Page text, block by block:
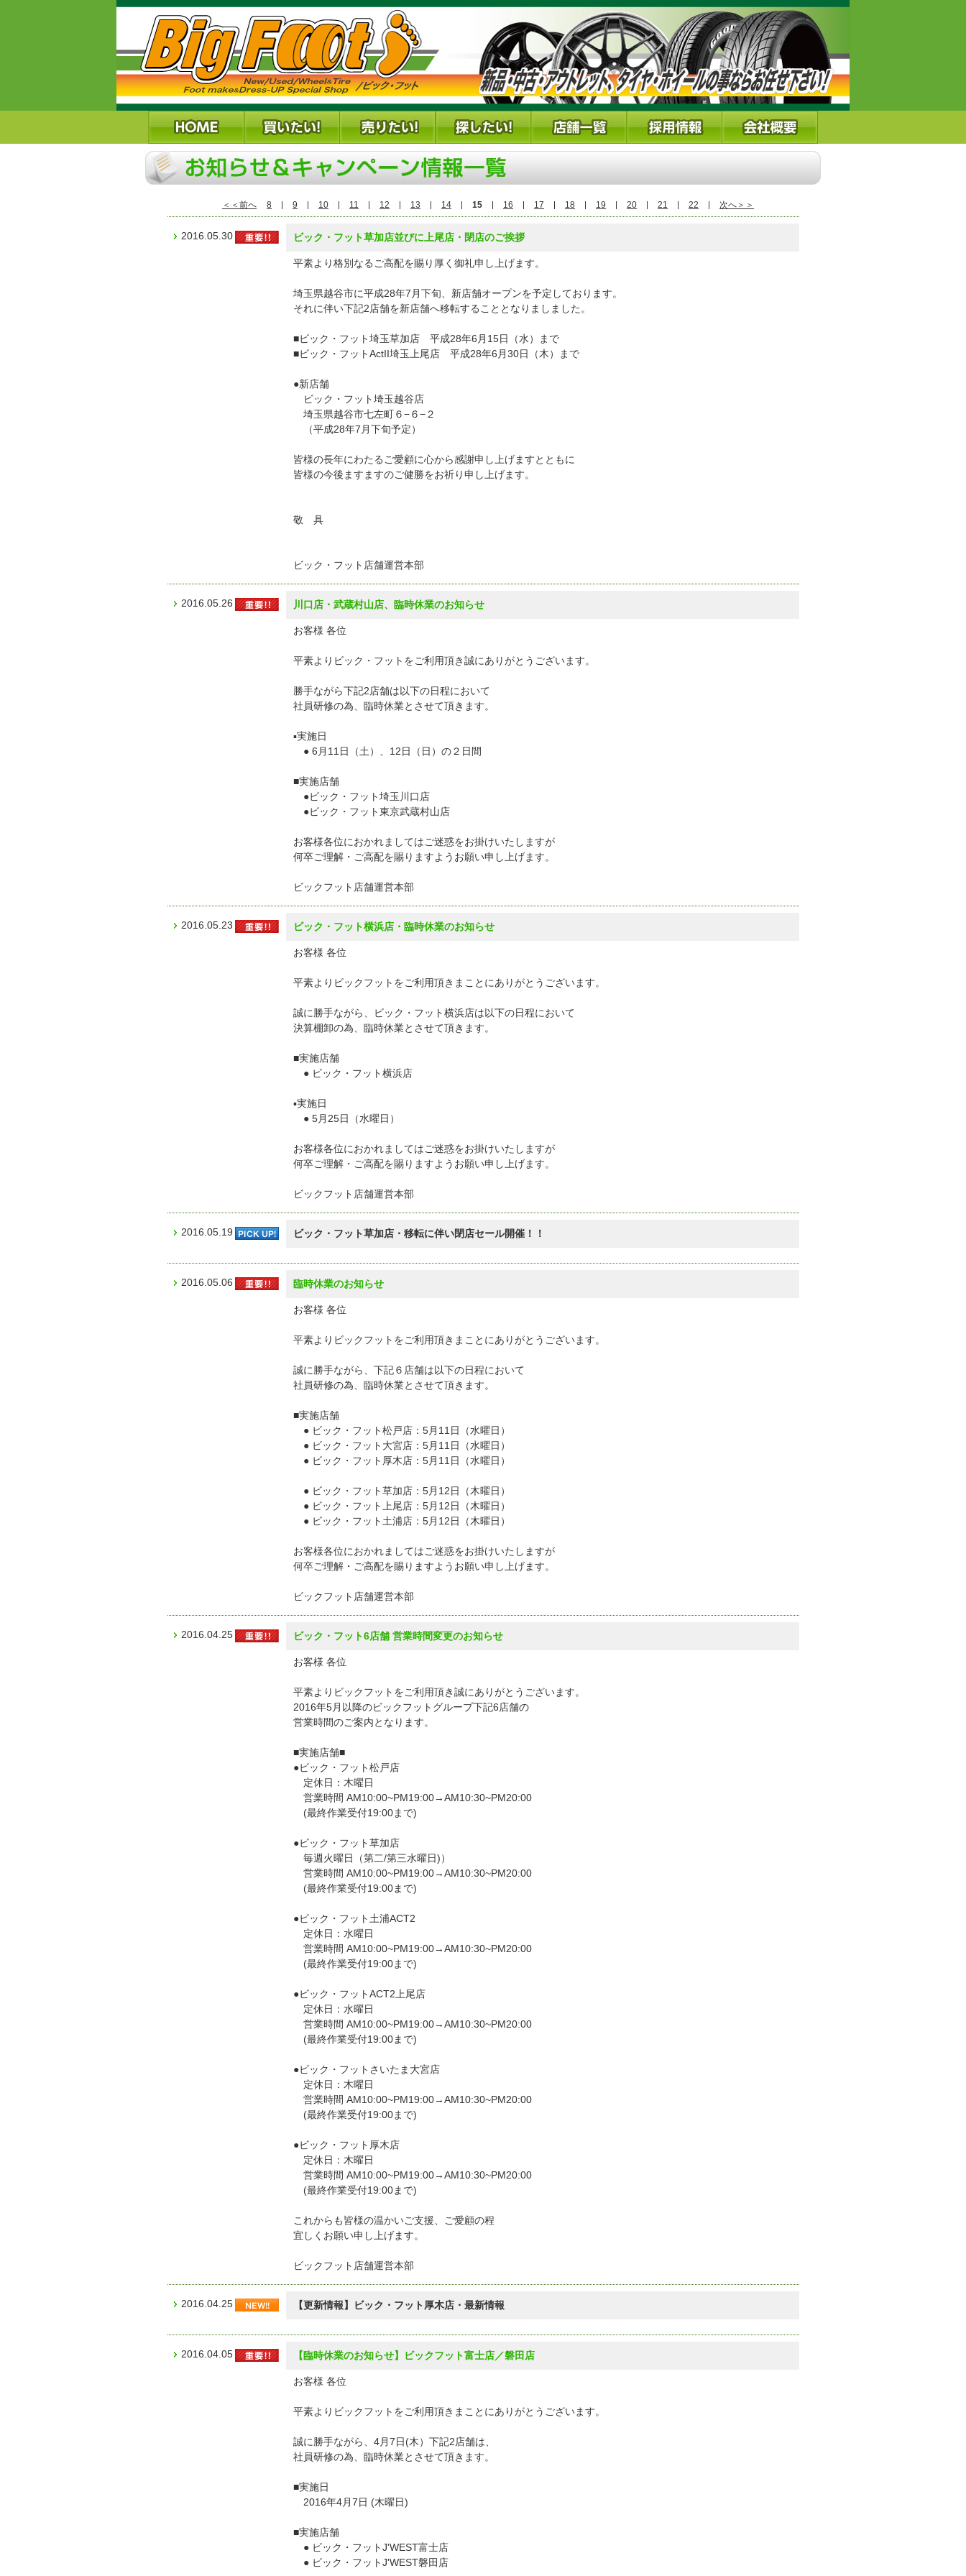
＜＜前へ 8 9 10 11 12 13 14 15 16 17 18 19 20 21 22 次へ＞＞
2016.05.30 ビック・フット草加店並びに上尾店・閉店のご挨拶
平素より格別なるご高配を賜り厚く御礼申し上げます。
埼玉県越谷市に平成28年7月下旬、新店舗オープンを予定しております。
それに伴い下記2店舗を新店舗へ移転することとなりましました。
■ビック・フット埼玉草加店 平成28年6月15日（水）まで
■ビック・フットActII埼玉上尾店 平成28年6月30日（木）まで
●新店舗
ビック・フット埼玉越谷店
埼玉県越谷市七左町６−６−２
（平成28年7月下旬予定）
皆様の長年にわたるご愛顧に心から感謝申し上げますとともに
皆様の今後ますますのご健勝をお祈り申し上げます。
敬 具
ビック・フット店舗運営本部
2016.05.26 川口店・武蔵村山店、臨時休業のお知らせ
お客様 各位
平素よりビック・フットをご利用頂き誠にありがとうございます。
勝手ながら下記2店舗は以下の日程において
社員研修の為、臨時休業とさせて頂きます。
▪︎実施日
● 6月11日（土）、12日（日）の２日間
■実施店舗
●ビック・フット埼玉川口店
●ビック・フット東京武蔵村山店
お客様各位におかれましてはご迷惑をお掛けいたしますが
何卒ご理解・ご高配を賜りますようお願い申し上げます。
ビックフット店舗運営本部
2016.05.23 ビック・フット横浜店・臨時休業のお知らせ
お客様 各位
平素よりビックフットをご利用頂きまことにありがとうございます。
誠に勝手ながら、ビック・フット横浜店は以下の日程において
決算棚卸の為、臨時休業とさせて頂きます。
■実施店舗
● ビック・フット横浜店
▪︎実施日
● 5月25日（水曜日）
お客様各位におかれましてはご迷惑をお掛けいたしますが
何卒ご理解・ご高配を賜りますようお願い申し上げます。
ビックフット店舗運営本部
2016.05.19 ビック・フット草加店・移転に伴い閉店セール開催！！
2016.05.06 臨時休業のお知らせ
お客様 各位
平素よりビックフットをご利用頂きまことにありがとうございます。
誠に勝手ながら、下記６店舗は以下の日程において
社員研修の為、臨時休業とさせて頂きます。
■実施店舗
● ビック・フット松戸店：5月11日（水曜日）
● ビック・フット大宮店：5月11日（水曜日）
● ビック・フット厚木店：5月11日（水曜日）
● ビック・フット草加店：5月12日（木曜日）
● ビック・フット上尾店：5月12日（木曜日）
● ビック・フット土浦店：5月12日（木曜日）
お客様各位におかれましてはご迷惑をお掛けいたしますが
何卒ご理解・ご高配を賜りますようお願い申し上げます。
ビックフット店舗運営本部
2016.04.25 ビック・フット6店舗 営業時間変更のお知らせ
お客様 各位
平素よりビックフットをご利用頂き誠にありがとうございます。
2016年5月以降のビックフットグループ下記6店舗の
営業時間のご案内となります。
■実施店舗■
●ビック・フット松戸店
定休日：木曜日
営業時間 AM10:00~PM19:00→AM10:30~PM20:00
(最終作業受付19:00まで)
●ビック・フット草加店
毎週火曜日（第二/第三水曜日)）
営業時間 AM10:00~PM19:00→AM10:30~PM20:00
(最終作業受付19:00まで)
●ビック・フット土浦ACT2
定休日：水曜日
営業時間 AM10:00~PM19:00→AM10:30~PM20:00
(最終作業受付19:00まで)
●ビック・フットACT2上尾店
定休日：水曜日
営業時間 AM10:00~PM19:00→AM10:30~PM20:00
(最終作業受付19:00まで)
●ビック・フットさいたま大宮店
定休日：木曜日
営業時間 AM10:00~PM19:00→AM10:30~PM20:00
(最終作業受付19:00まで)
●ビック・フット厚木店
定休日：木曜日
営業時間 AM10:00~PM19:00→AM10:30~PM20:00
(最終作業受付19:00まで)
これからも皆様の温かいご支援、ご愛顧の程
宜しくお願い申し上げます。
ビックフット店舗運営本部
2016.04.25 【更新情報】ビック・フット厚木店・最新情報
2016.04.05 【臨時休業のお知らせ】ビックフット富士店／磐田店
お客様 各位
平素よりビックフットをご利用頂きまことにありがとうございます。
誠に勝手ながら、4月7日(木）下記2店舗は、
社員研修の為、臨時休業とさせて頂きます。
■実施日
2016年4月7日 (木曜日)
■実施店舗
● ビック・フットJ'WEST富士店
● ビック・フットJ'WEST磐田店